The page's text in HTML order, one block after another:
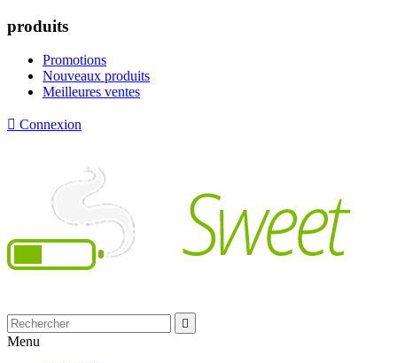
produits
Promotions
Nouveaux produits
Meilleures ventes
 Connexion

Menu